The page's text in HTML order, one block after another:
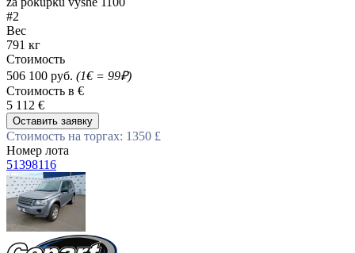
#2
Вес
791 кг
Стоимость
506 100 руб. (1€ = 99₽)
Стоимость в €
5 112 €
Оставить заявку
Стоимость на торгах: 1350 £
Номер лота
51398116